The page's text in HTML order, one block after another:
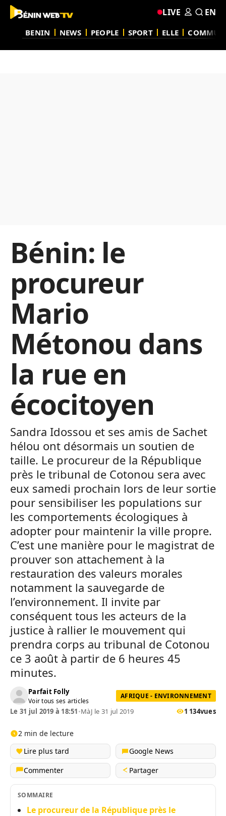
BENIN NEWS PEOPLE SPORT ELLE
LIVE EN
Bénin: le
procureur
Mario
Métonou dans
la rue en
écocitoyen
Sandra Idossou et ses amis de Sachet
hélou ont désormais un soutien de
taille. Le procureur de la République
près le tribunal de Cotonou sera avec
eux samedi prochain lors de leur sortie
pour sensibiliser les populations sur
les comportements écologiques à
adopter pour maintenir la ville propre.
C’est une manière pour le magistrat de
prouver son attachement à la
restauration des valeurs morales
notamment la sauvegarde de
l’environnement. Il invite par
conséquent tous les acteurs de la
justice à rallier le mouvement qui
prendra corps au tribunal de Cotonou
ce 3 août à partir de 6 heures 45
minutes.
Parfait Folly
Voir tous ses articles
AFRIQUE - ENVIRONNEMENT
Le 31 jul 2019 à 18:51•MàJ le 31 jul 2019 1 134vues
2 min de lecture
Lire plus tard
Google News
Commenter
Partager
SOMMAIRE
Le procureur de la République près le